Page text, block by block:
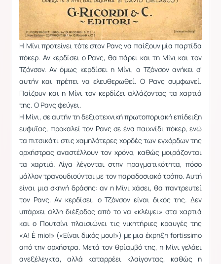
Η Μίνι προτείνει τότε στον Ρανς να παίξουν μία παρτίδα
πόκερ. Αν κερδίσει ο Ρανς, θα πάρει και τη Μίνι και τον
Τζόνσον. Αν όμως κερδίσει η Μίνι, ο Τζόνσον ανήκει σ'
αυτήν και πρέπει να ελευθερωθεί. Ο Ρανς συμφωνεί.
Παίζουν και η Μίνι τον κερδίζει αλλάζοντας τα χαρτιά
της. Ο Ρανς φεύγει.
Η Μίνι, σε αυτήν τη δεξιοτεχνική πρωτοποριακή επίδειξη
ευφυΐας, προκαλεί τον Ρανς σε ένα παιχνίδι πόκερ, ενώ
τα πιτσικάτι στις χαμηλότερες χορδές των εγχόρδων της
ορχήστρας αναστέλλουν τον χρόνο, καθώς μοιράζονται
τα χαρτιά. Λίγα λέγονται στην πραγματικότητα, πόσο
μάλλον τραγουδιούνται με τον παραδοσιακό τρόπο. Αυτή
είναι μια σκηνή δράσης: αν η Μίνι χάσει, θα παντρευτεί
τον Ρανς. Αν κερδίσει, ο Τζόνσον είναι δικός της. Δεν
υπάρχει άλλη διέξοδος από το να «κλέψει» στα χαρτιά
και ο Πουτσίνι πλαισιώνει τις νικητήριες κραυγές της
«Α! È mio!» («Είναι δικός μου!») με μια έκρηξη fortissimo
από την ορχήστρα. Μετά τον θρίαμβό της, η Μίνι γελάει
ανεξέλεγκτα, αλλά καταρρέει κλαίγοντας, καθώς η